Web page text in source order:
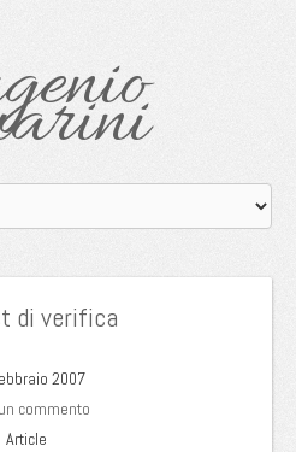
di verifica
2007
commento
Article